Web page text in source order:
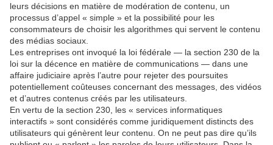
leurs décisions en matière de modération de contenu, un
processus d’appel « simple » et la possibilité pour les
consommateurs de choisir les algorithmes qui servent le contenu
des médias sociaux.
Les entreprises ont invoqué la loi fédérale — la section 230 de la
loi sur la décence en matière de communications — dans une
affaire judiciaire après l’autre pour rejeter des poursuites
potentiellement coûteuses concernant des messages, des vidéos
et d’autres contenus créés par les utilisateurs.
En vertu de la section 230, les « services informatiques
interactifs » sont considérés comme juridiquement distincts des
utilisateurs qui génèrent leur contenu. On ne peut pas dire qu’ils